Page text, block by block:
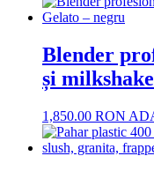
Blender
și
1,850.00 RON